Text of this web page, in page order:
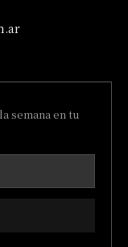
semana en tu